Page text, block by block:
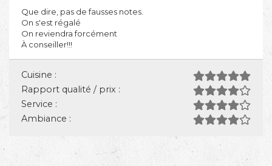
Que dire, pas de fausses notes.
On s'est régalé
On reviendra forcément
À conseiller!!!
Cuisine :
Rapport qualité / prix :
Service :
Ambiance :